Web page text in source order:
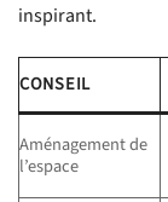
inspirant.
CONSEIL
Aménagement de
l’espace